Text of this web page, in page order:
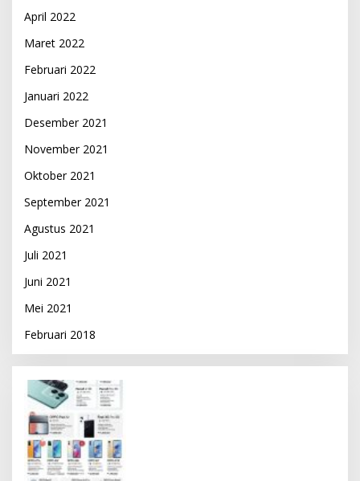
April 2022
Maret 2022
Februari 2022
Januari 2022
Desember 2021
November 2021
Oktober 2021
September 2021
Agustus 2021
Juli 2021
Juni 2021
Mei 2021
Februari 2018